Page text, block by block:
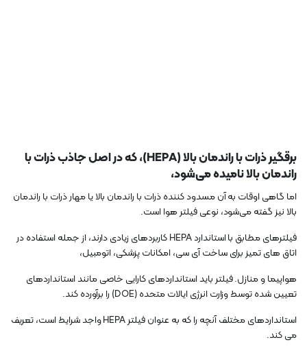
برقگیر ذرات با راندمان بالا (HEPA)، که در اصل جاذب ذرات با
راندمان بالا نامیده می‌شود،
اما گاهی اوقات به آن مسدود کننده ذرات با راندمان بالا یا مهار ذرات با راندمان
بالا نیز گفته می‌شود، نوعی فیلتر هوا است.
فیلترهای مطابق با استاندارد HEPA کاربردهای زیادی دارند، از جمله استفاده در
اتاق های تمیز برای ساخت آی سی، امکانات پزشکی، اتومبیل،
هواپیما و منازل. فیلتر باید استانداردهای کارایی خاصی مانند استانداردهای
تعیین شده توسط وزارت انرژی ایالات متحده (DOE) را برآورده کند.
استانداردهای مختلف آنچه را که به عنوان فیلتر HEPA واجد شرایط است، تعریف
می کند.